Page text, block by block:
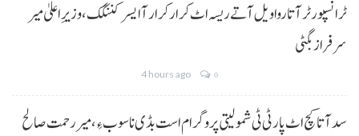
ٹرانسپورٹر آتا روا ویل آتے ریسہ اٹ کرار کرار آ ایسر کننگک ،وزیرِ اعلیٰ میر
سرفراز بگٹی
4 hours ago 0
سد آتا کچ اٹ پارٹی ٹی شمولیتی پروگرام است بڈی نا سوب ءِ،میر رحمت صالح